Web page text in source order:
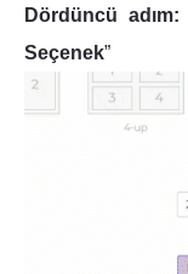
Dördüncü adım:
Seçenek”